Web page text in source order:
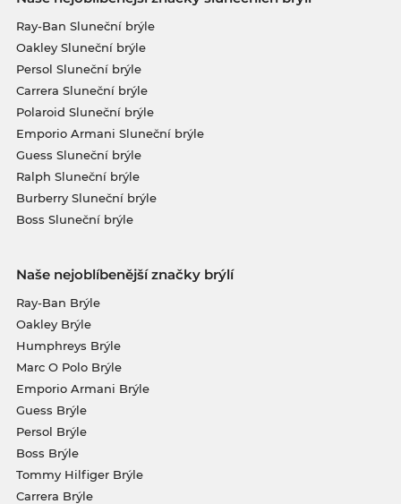
Ray-Ban Sluneční brýle
Oakley Sluneční brýle
Persol Sluneční brýle
Carrera Sluneční brýle
Polaroid Sluneční brýle
Emporio Armani Sluneční brýle
Guess Sluneční brýle
Ralph Sluneční brýle
Burberry Sluneční brýle
Boss Sluneční brýle
Naše nejoblíbenější značky brýlí
Ray-Ban Brýle
Oakley Brýle
Humphreys Brýle
Marc O Polo Brýle
Emporio Armani Brýle
Guess Brýle
Persol Brýle
Boss Brýle
Tommy Hilfiger Brýle
Carrera Brýle